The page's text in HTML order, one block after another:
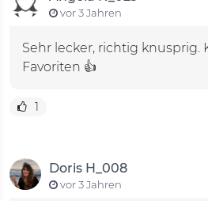
vor 3 Jahren
Sehr lecker, richtig
Favoriten 👍
1
Doris H_008
vor 3 Jahren